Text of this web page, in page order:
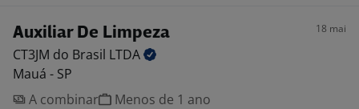
Auxiliar De Limpeza 18 mai
CT3JM do Brasil LTDA
Mauá - SP
A combinar
Menos de 1 ano